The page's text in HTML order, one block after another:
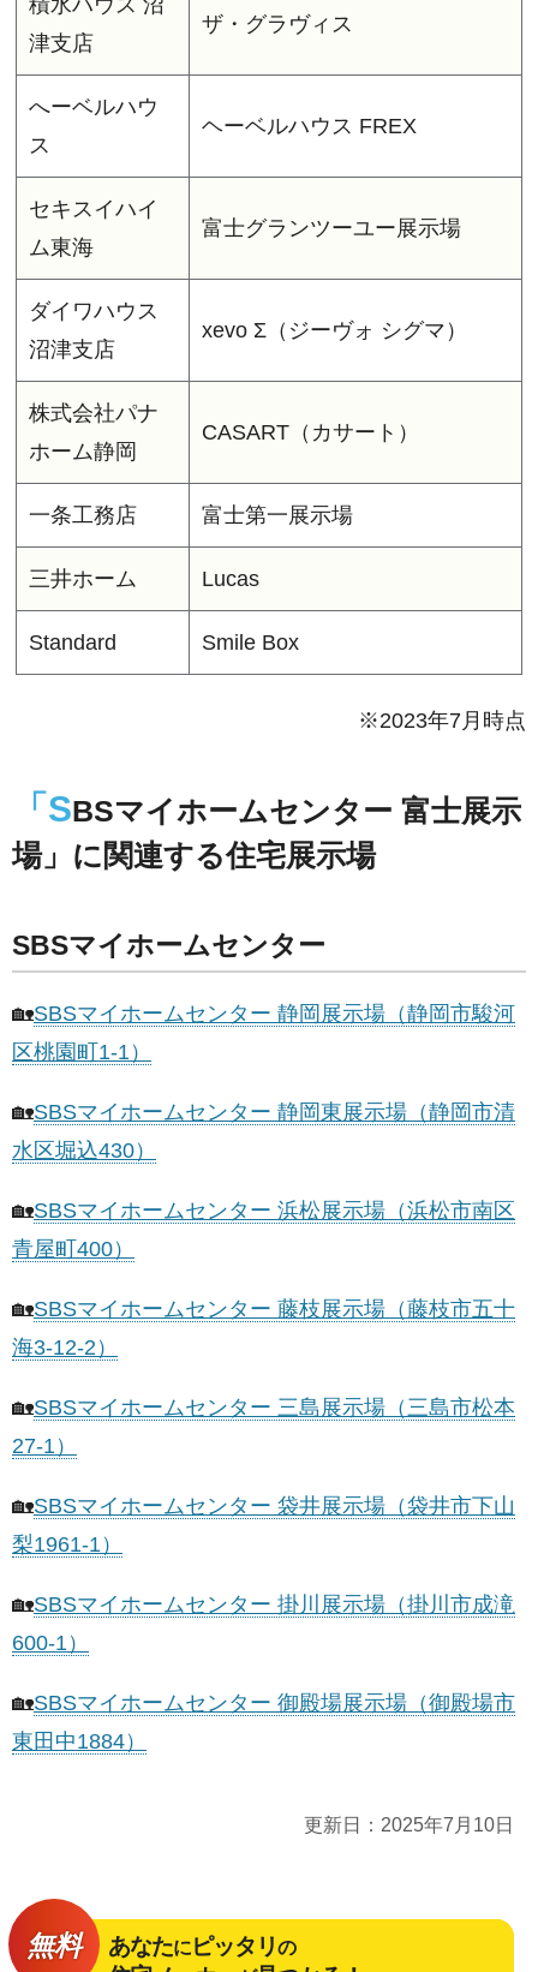
積水ハウス 沼
津支店
ザ・グラヴィス
へーベルハウ
ス
ヘーベルハウス FREX
セキスイハイ
ム東海
富士グランツーユー展示場
ダイワハウス
沼津支店
xevo Σ（ジーヴォ シグマ）
株式会社パナ
ホーム静岡
CASART（カサート）
一条工務店 富士第一展示場
三井ホーム Lucas
Standard Smile Box
※2023年7月時点
「SBSマイホームセンター 富士展示
場」に関連する住宅展示場
SBSマイホームセンター
🏡SBSマイホームセンター 静岡展示場（静岡市駿河
区桃園町1-1）
🏡SBSマイホームセンター 静岡東展示場（静岡市清
水区堀込430）
🏡SBSマイホームセンター 浜松展示場（浜松市南区
青屋町400）
🏡SBSマイホームセンター 藤枝展示場（藤枝市五十
海3-12-2）
🏡SBSマイホームセンター 三島展示場（三島市松本
27-1）
🏡SBSマイホームセンター 袋井展示場（袋井市下山
梨1961-1）
🏡SBSマイホームセンター 掛川展示場（掛川市成滝
600-1）
🏡SBSマイホームセンター 御殿場展示場（御殿場市
東田中1884）
更新日： 2025年7月10日
無料 あなたにピッタリの